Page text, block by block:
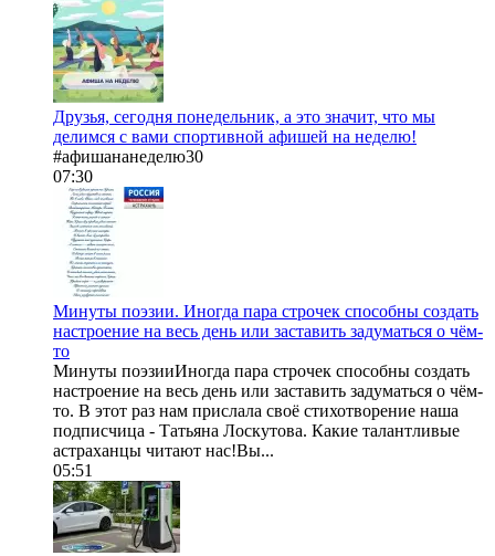
Друзья, сегодня понедельник, а это значит, что мы
делимся с вами спортивной афишей на неделю!
#афишананеделю30
07:30
Минуты поэзии. Иногда пара строчек способны создать
настроение на весь день или заставить задуматься о чём-
то
Минуты поэзииИногда пара строчек способны создать
настроение на весь день или заставить задуматься о чём-
то. В этот раз нам прислала своё стихотворение наша
подписчица - Татьяна Лоскутова. Какие талантливые
астраханцы читают нас!Вы...
05:51